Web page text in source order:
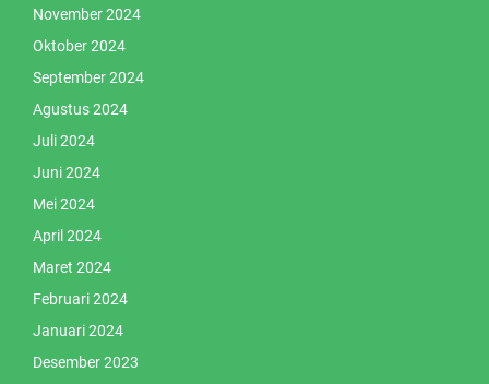
November 2024
Oktober 2024
September 2024
Agustus 2024
Juli 2024
Juni 2024
Mei 2024
April 2024
Maret 2024
Februari 2024
Januari 2024
Desember 2023